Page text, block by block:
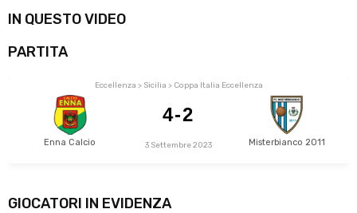
IN QUESTO VIDEO
PARTITA
Eccellenza > Sicilia > Coppa Italia Eccellenza
Enna Calcio
4-2
Misterbianco 2011
3 Settembre 2023
GIOCATORI IN EVIDENZA